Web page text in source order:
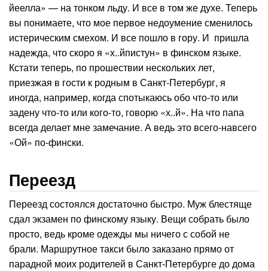
йеелла» — на тонком льду. И все в том же духе. Теперь
вы понимаете, что мое первое недоумение сменилось
истерическим смехом. И все пошло в гору. И пришла
надежда, что скоро я «х..йпистун» в финском языке.
Кстати теперь, по прошествии нескольких лет,
приезжая в гости к родным в Санкт-Петербург, я
иногда, например, когда спотыкаюсь обо что-то или
задену что-то или кого-то, говорю «х..й». На что папа
всегда делает мне замечание. А ведь это всего-навсего
«Ой» по-фински.
Переезд
Переезд состоялся достаточно быстро. Муж блестяще
сдал экзамен по финскому языку. Вещи собрать было
просто, ведь кроме одежды мы ничего с собой не
брали. Маршрутное такси было заказано прямо от
парадной моих родителей в Санкт-Петербурге до дома